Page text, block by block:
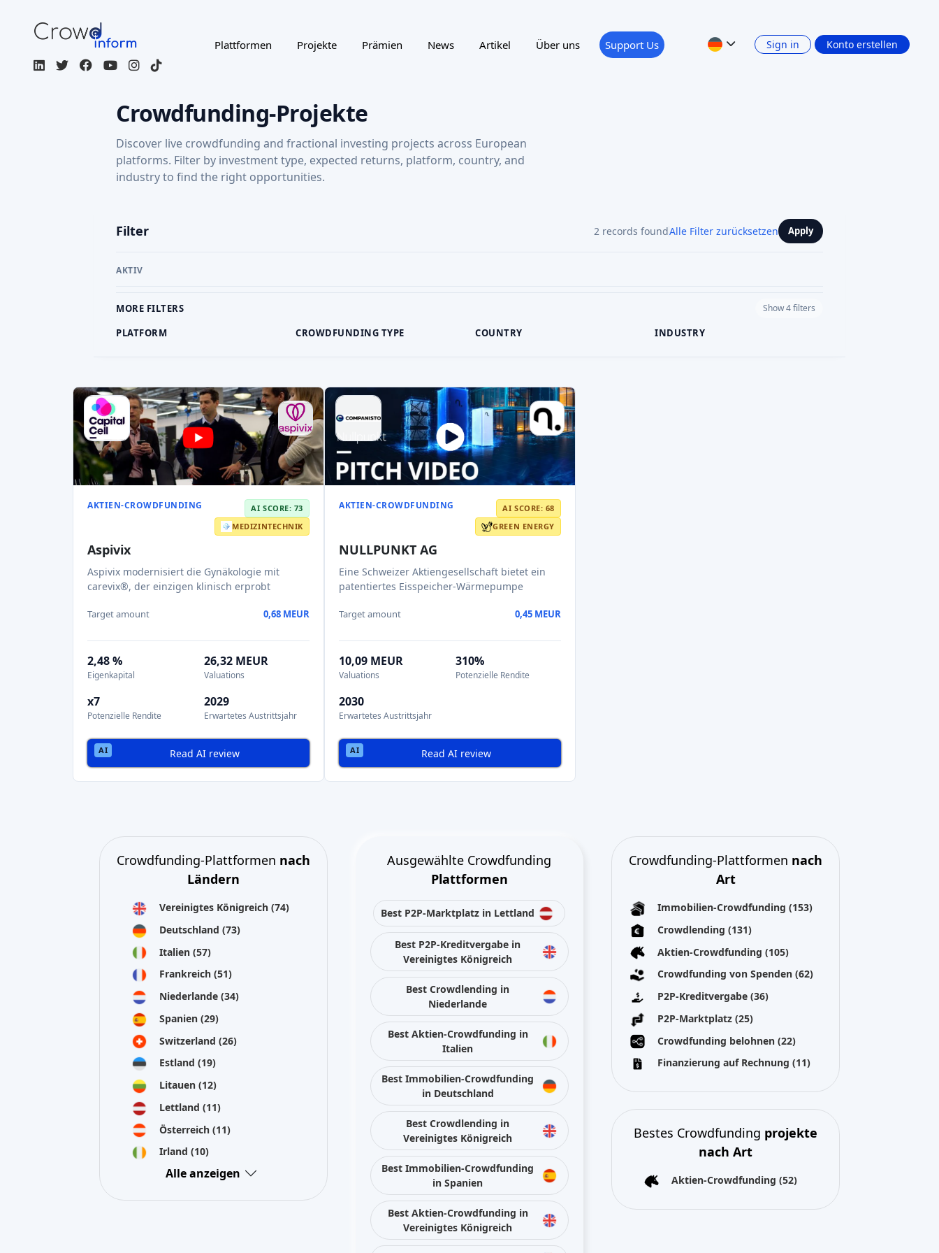
Plattformen Projekte Prämien News Artikel Über uns Support Us Sign in Konto erstellen
Crowdfunding-Projekte
Discover live crowdfunding and fractional investing projects across European
platforms. Filter by investment type, expected returns, platform, country, and
industry to find the right opportunities.
Filter 2 records foundAlle Filter zurücksetzen Apply
AKTIV
MORE FILTERS Show 4 filters
PLATFORM CROWDFUNDING TYPE COUNTRY INDUSTRY
AKTIEN-CROWDFUNDING
AI SCORE: 73
MEDIZINTECHNIK
Aspivix
Aspivix modernisiert die Gynäkologie mit
carevix®, der einzigen klinisch erprobt
Target amount 0,68 MEUR
2,48 %
Eigenkapital
26,32 MEUR
Valuations
x7
Potenzielle Rendite
2029
Erwartetes Austrittsjahr
Read AI review
AKTIEN-CROWDFUNDING
AI SCORE: 68
GREEN ENERGY
NULLPUNKT AG
Eine Schweizer Aktiengesellschaft bietet ein
patentiertes Eisspeicher-Wärmepumpe
Target amount 0,45 MEUR
10,09 MEUR
Valuations
310%
Potenzielle Rendite
2030
Erwartetes Austrittsjahr
Read AI review
Crowdfunding-Plattformen nach
Ländern
Vereinigtes Königreich (74)
Deutschland (73)
Italien (57)
Frankreich (51)
Niederlande (34)
Spanien (29)
Switzerland (26)
Estland (19)
Litauen (12)
Lettland (11)
Österreich (11)
Irland (10)
Alle anzeigen
Ausgewählte Crowdfunding
Plattformen
Best P2P-Marktplatz in Lettland
Best P2P-Kreditvergabe in
Vereinigtes Königreich
Best Crowdlending in
Niederlande
Best Aktien-Crowdfunding in
Italien
Best Immobilien-Crowdfunding
in Deutschland
Best Crowdlending in
Vereinigtes Königreich
Best Immobilien-Crowdfunding
in Spanien
Best Aktien-Crowdfunding in
Vereinigtes Königreich
Crowdfunding-Plattformen nach
Art
Immobilien-Crowdfunding(153)
Crowdlending(131)
Aktien-Crowdfunding(105)
Crowdfunding von Spenden(62)
P2P-Kreditvergabe(36)
P2P-Marktplatz(25)
Crowdfunding belohnen(22)
Finanzierung auf Rechnung(11)
Bestes Crowdfunding projekte
nach Art
Aktien-Crowdfunding(52)